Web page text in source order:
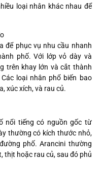
loại nhân khác nhau để
để phục vụ nhu cầu nhanh
phố. Với lớp vỏ dày và
trên khay lớn và cắt thành
loại nhân phổ biến bao
xúc xích, và rau củ.
nổi tiếng có nguồn gốc từ
thường có kích thước nhỏ,
phố. Arancini thường
thịt hoặc rau củ, sau đó phủ